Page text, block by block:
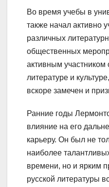
Во время учебы в
также начал активно
различных
общественных
активным участником
литературе и
вскоре замечен и
Ранние годы
влияние на его
карьеру. Он был не
наиболее
времени, но и ярким
русской литературы